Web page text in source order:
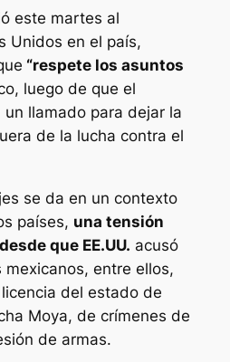
este martes al
Unidos en el país,
“respete los asuntos
luego de que el
llamado para dejar la
de la lucha contra el
se da en un contexto
países, una tensión
que EE.UU. acusó
entre ellos,
del estado de
Moya, de crímenes de
de armas.